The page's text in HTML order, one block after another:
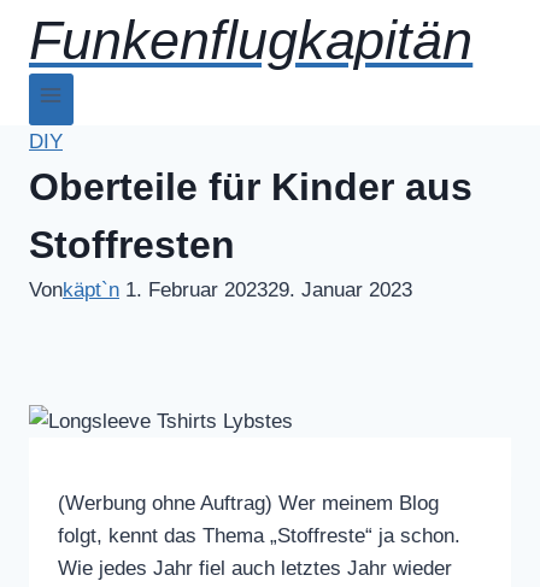
Funkenflugkapitän
DIY
Oberteile für Kinder aus
Stoffresten
Vonkäpt`n 1. Februar 202329. Januar 2023
(Werbung ohne Auftrag) Wer meinem Blog
folgt, kennt das Thema „Stoffreste“ ja schon.
Wie jedes Jahr fiel auch letztes Jahr wieder